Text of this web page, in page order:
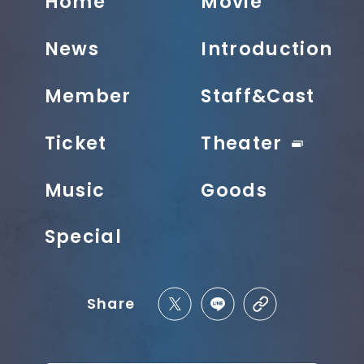
News
Introduction
Member
Staff&Cast
Ticket
Theater
Music
Goods
Special
Share